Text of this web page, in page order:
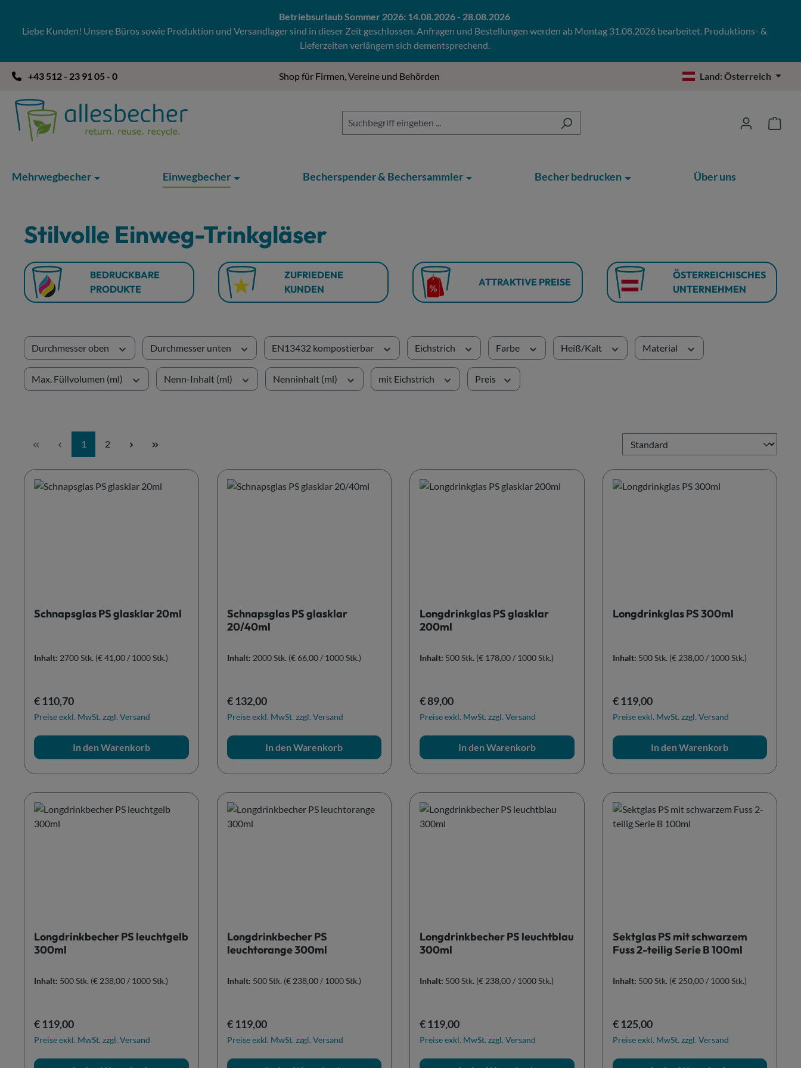
Betriebsurlaub Sommer 2026: 14.08.2026 - 28.08.2026
Liebe Kunden! Unsere Büros sowie Produktion und Versandlager sind in dieser Zeit geschlossen. Anfragen und Bestellungen werden ab Montag 31.08.2026 bearbeitet. Produktions- &
Lieferzeiten verlängern sich dementsprechend.
+43 512 - 23 91 05 - 0 Shop für Firmen, Vereine und Behörden Land:Österreich
Mehrwegbecher Einwegbecher Becherspender & Bechersammler Becher bedrucken Über uns
Stilvolle Einweg-Trinkgläser
BEDRUCKBARE
PRODUKTE
ZUFRIEDENE
KUNDEN
ATTRAKTIVE PREISE
ÖSTERREICHISCHES
UNTERNEHMEN
Durchmesser oben Durchmesser unten EN13432 kompostierbar Eichstrich Farbe Heiß/Kalt Material
Max. Füllvolumen (ml) Nenn-Inhalt (ml) Nenninhalt (ml) mit Eichstrich Preis
Seite
1 Seite
2
Schnapsglas PS glasklar 20ml
Inhalt: 2700 Stk. (€ 41,00 / 1000 Stk.)
Regulärer Preis:
€ 110,70
Preise exkl. MwSt. zzgl. Versand
In den Warenkorb
Schnapsglas PS glasklar
20/40ml
Inhalt: 2000 Stk. (€ 66,00 / 1000 Stk.)
Regulärer Preis:
€ 132,00
Preise exkl. MwSt. zzgl. Versand
In den Warenkorb
Longdrinkglas PS glasklar
200ml
Inhalt: 500 Stk. (€ 178,00 / 1000 Stk.)
Regulärer Preis:
€ 89,00
Preise exkl. MwSt. zzgl. Versand
In den Warenkorb
Longdrinkglas PS 300ml
Inhalt: 500 Stk. (€ 238,00 / 1000 Stk.)
Regulärer Preis:
€ 119,00
Preise exkl. MwSt. zzgl. Versand
In den Warenkorb
Longdrinkbecher PS leuchtgelb
300ml
Inhalt: 500 Stk. (€ 238,00 / 1000 Stk.)
Regulärer Preis:
€ 119,00
Preise exkl. MwSt. zzgl. Versand
Longdrinkbecher PS
leuchtorange 300ml
Inhalt: 500 Stk. (€ 238,00 / 1000 Stk.)
Regulärer Preis:
€ 119,00
Preise exkl. MwSt. zzgl. Versand
Longdrinkbecher PS leuchtblau
300ml
Inhalt: 500 Stk. (€ 238,00 / 1000 Stk.)
Regulärer Preis:
€ 119,00
Preise exkl. MwSt. zzgl. Versand
Sektglas PS mit schwarzem
Fuss 2-teilig Serie B 100ml
Inhalt: 500 Stk. (€ 250,00 / 1000 Stk.)
Regulärer Preis:
€ 125,00
Preise exkl. MwSt. zzgl. Versand